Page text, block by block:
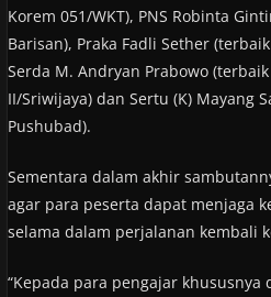
Korem 051/WKT), PNS Robinta
Barisan), Praka Fadli Sether
Serda M. Andryan Prabowo
II/Sriwijaya) dan Sertu (K) Mayang
Pushubad).
Sementara dalam akhir
agar para peserta dapat menjaga
selama dalam perjalanan kembali
“Kepada para pengajar khususnya